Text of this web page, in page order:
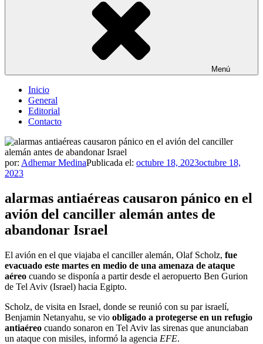
Menú
Inicio
General
Editorial
Contacto
por: Adhemar MedinaPublicada el: octubre 18, 2023octubre 18,
2023
alarmas antiaéreas causaron pánico en el
avión del canciller alemán antes de
abandonar Israel
El avión en el que viajaba el canciller alemán, Olaf Scholz, fue
evacuado este martes en medio de una amenaza de ataque
aéreo cuando se disponía a partir desde el aeropuerto Ben Gurion
de Tel Aviv (Israel) hacia Egipto.
Scholz, de visita en Israel, donde se reunió con su par israelí,
Benjamin Netanyahu, se vio obligado a protegerse en un refugio
antiaéreo cuando sonaron en Tel Aviv las sirenas que anunciaban
un ataque con misiles, informó la agencia EFE.